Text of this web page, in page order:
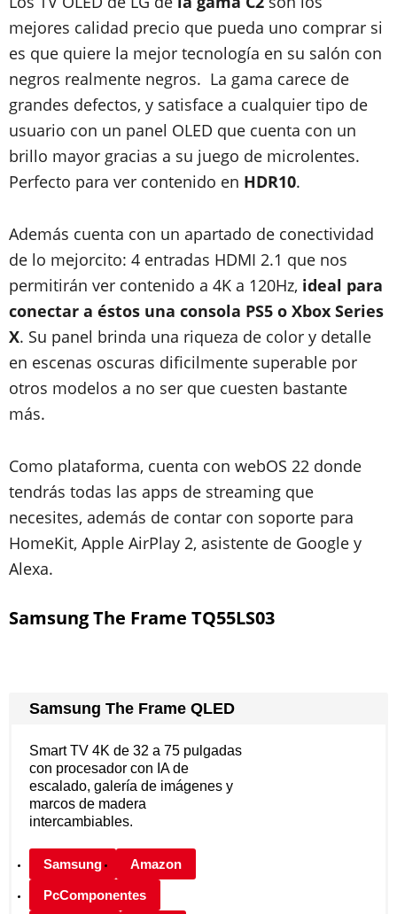
mejores calidad precio que pueda uno comprar si
es que quiere la mejor tecnología en su salón con
negros realmente negros. La gama carece de
grandes defectos, y satisface a cualquier tipo de
usuario con un panel OLED que cuenta con un
brillo mayor gracias a su juego de microlentes.
Perfecto para ver contenido en HDR10.
Además cuenta con un apartado de conectividad
de lo mejorcito: 4 entradas HDMI 2.1 que nos
permitirán ver contenido a 4K a 120Hz, ideal para
conectar a éstos una consola PS5 o Xbox Series
X. Su panel brinda una riqueza de color y detalle
en escenas oscuras dificilmente superable por
otros modelos a no ser que cuesten bastante
más.
Como plataforma, cuenta con webOS 22 donde
tendrás todas las apps de streaming que
necesites, además de contar con soporte para
HomeKit, Apple AirPlay 2, asistente de Google y
Alexa.
Samsung The Frame TQ55LS03
Samsung The Frame QLED
Samsung Amazon
PcComponentes
Smart TV 4K de 32 a 75 pulgadas
con procesador con IA de
escalado, galería de imágenes y
marcos de madera
intercambiables.